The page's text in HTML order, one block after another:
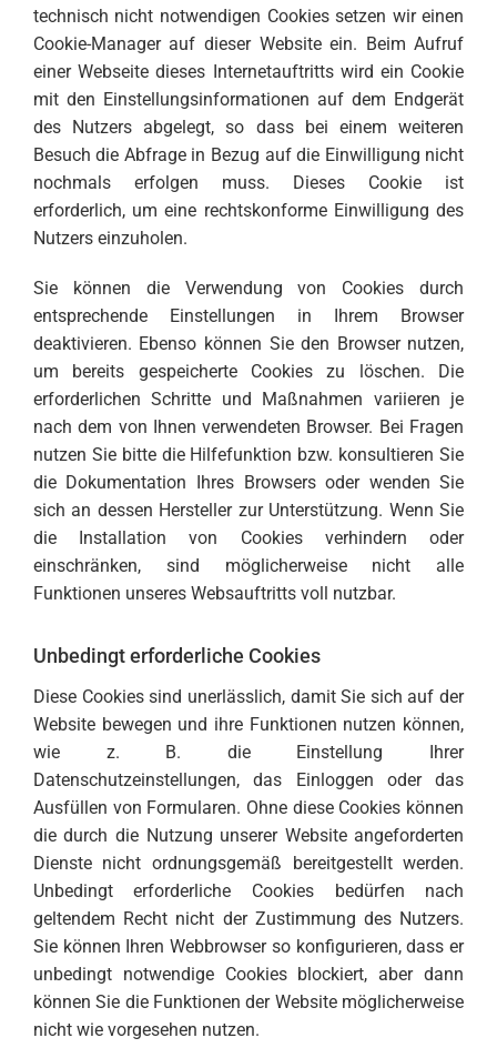
technisch nicht notwendigen Cookies setzen wir einen
Cookie-Manager auf dieser Website ein. Beim Aufruf
einer Webseite dieses Internetauftritts wird ein Cookie
mit den Einstellungsinformationen auf dem Endgerät
des Nutzers abgelegt, so dass bei einem weiteren
Besuch die Abfrage in Bezug auf die Einwilligung nicht
nochmals erfolgen muss. Dieses Cookie ist
erforderlich, um eine rechtskonforme Einwilligung des
Nutzers einzuholen.
Sie können die Verwendung von Cookies durch
entsprechende Einstellungen in Ihrem Browser
deaktivieren. Ebenso können Sie den Browser nutzen,
um bereits gespeicherte Cookies zu löschen. Die
erforderlichen Schritte und Maßnahmen variieren je
nach dem von Ihnen verwendeten Browser. Bei Fragen
nutzen Sie bitte die Hilfefunktion bzw. konsultieren Sie
die Dokumentation Ihres Browsers oder wenden Sie
sich an dessen Hersteller zur Unterstützung. Wenn Sie
die Installation von Cookies verhindern oder
einschränken, sind möglicherweise nicht alle
Funktionen unseres Websauftritts voll nutzbar.
Unbedingt erforderliche Cookies
Diese Cookies sind unerlässlich, damit Sie sich auf der
Website bewegen und ihre Funktionen nutzen können,
wie z. B. die Einstellung Ihrer
Datenschutzeinstellungen, das Einloggen oder das
Ausfüllen von Formularen. Ohne diese Cookies können
die durch die Nutzung unserer Website angeforderten
Dienste nicht ordnungsgemäß bereitgestellt werden.
Unbedingt erforderliche Cookies bedürfen nach
geltendem Recht nicht der Zustimmung des Nutzers.
Sie können Ihren Webbrowser so konfigurieren, dass er
unbedingt notwendige Cookies blockiert, aber dann
können Sie die Funktionen der Website möglicherweise
nicht wie vorgesehen nutzen.